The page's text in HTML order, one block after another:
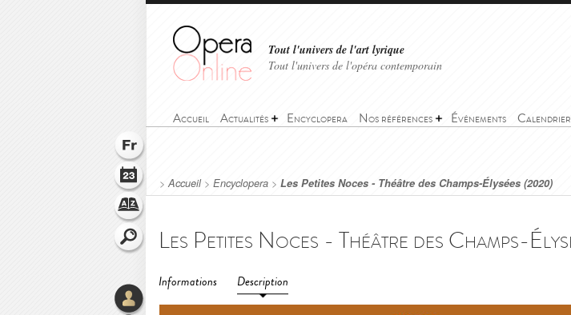
Tout l'univers de l'art lyrique
Tout l'univers de l'opéra contemporain
Accueil Actualités Encyclopera Nos références Événements Calendrier
>Accueil> Encyclopera > Les Petites Noces - Théâtre des Champs-Élysées (2020)
Informations Description